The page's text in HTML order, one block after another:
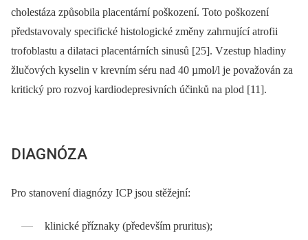
cholestáza způsobila placentární poškození. Toto poškození
představovaly specifické histologické změny zahrnující atrofii
trofoblastu a dilataci placentárních sinusů [25]. Vzestup hladiny
žlučových kyselin v krevním séru nad 40 µmol/l je považován za
kritický pro rozvoj kardiodepresivních účinků na plod [11].
DIAGNÓZA
Pro stanovení diagnózy ICP jsou stěžejní:
klinické příznaky (především pruritus);